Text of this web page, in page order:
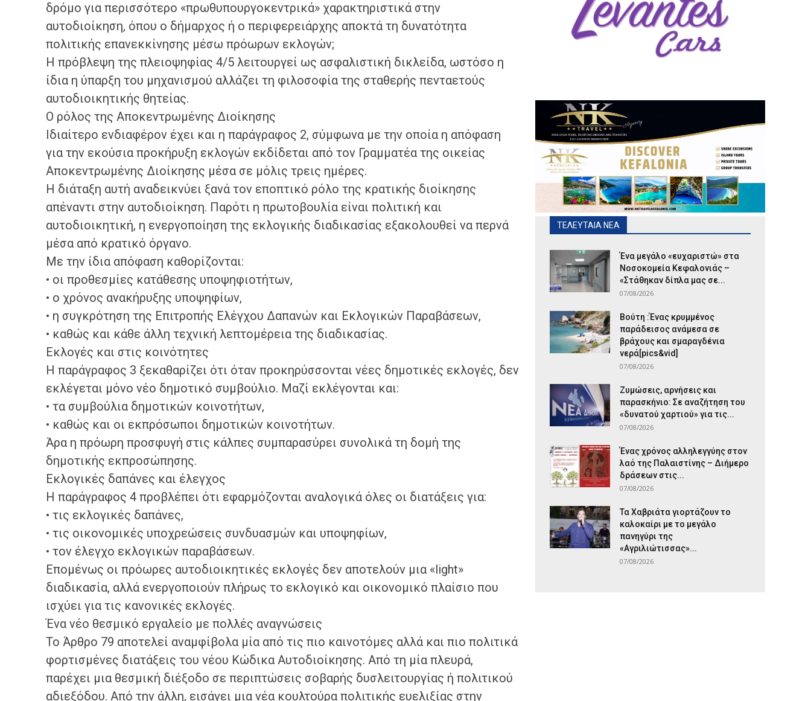
δρόμο για περισσότερο «πρωθυπουργοκεντρικά» χαρακτηριστικά στην
αυτοδιοίκηση, όπου ο δήμαρχος ή ο περιφερειάρχης αποκτά τη δυνατότητα
πολιτικής επανεκκίνησης μέσω πρόωρων εκλογών;
Η πρόβλεψη της πλειοψηφίας 4/5 λειτουργεί ως ασφαλιστική δικλείδα, ωστόσο η
ίδια η ύπαρξη του μηχανισμού αλλάζει τη φιλοσοφία της σταθερής πενταετούς
αυτοδιοικητικής θητείας.
Ο ρόλος της Αποκεντρωμένης Διοίκησης
Ιδιαίτερο ενδιαφέρον έχει και η παράγραφος 2, σύμφωνα με την οποία η απόφαση
για την εκούσια προκήρυξη εκλογών εκδίδεται από τον Γραμματέα της οικείας
Αποκεντρωμένης Διοίκησης μέσα σε μόλις τρεις ημέρες.
Η διάταξη αυτή αναδεικνύει ξανά τον εποπτικό ρόλο της κρατικής διοίκησης
απέναντι στην αυτοδιοίκηση. Παρότι η πρωτοβουλία είναι πολιτική και
αυτοδιοικητική, η ενεργοποίηση της εκλογικής διαδικασίας εξακολουθεί να περνά
μέσα από κρατικό όργανο.
Με την ίδια απόφαση καθορίζονται:
• οι προθεσμίες κατάθεσης υποψηφιοτήτων,
• ο χρόνος ανακήρυξης υποψηφίων,
• η συγκρότηση της Επιτροπής Ελέγχου Δαπανών και Εκλογικών Παραβάσεων,
• καθώς και κάθε άλλη τεχνική λεπτομέρεια της διαδικασίας.
Εκλογές και στις κοινότητες
Η παράγραφος 3 ξεκαθαρίζει ότι όταν προκηρύσσονται νέες δημοτικές εκλογές, δεν
εκλέγεται μόνο νέο δημοτικό συμβούλιο. Μαζί εκλέγονται και:
• τα συμβούλια δημοτικών κοινοτήτων,
• καθώς και οι εκπρόσωποι δημοτικών κοινοτήτων.
Άρα η πρόωρη προσφυγή στις κάλπες συμπαρασύρει συνολικά τη δομή της
δημοτικής εκπροσώπησης.
Εκλογικές δαπάνες και έλεγχος
Η παράγραφος 4 προβλέπει ότι εφαρμόζονται αναλογικά όλες οι διατάξεις για:
• τις εκλογικές δαπάνες,
• τις οικονομικές υποχρεώσεις συνδυασμών και υποψηφίων,
• τον έλεγχο εκλογικών παραβάσεων.
Επομένως οι πρόωρες αυτοδιοικητικές εκλογές δεν αποτελούν μια «light»
διαδικασία, αλλά ενεργοποιούν πλήρως το εκλογικό και οικονομικό πλαίσιο που
ισχύει για τις κανονικές εκλογές.
Ένα νέο θεσμικό εργαλείο με πολλές αναγνώσεις
Το Άρθρο 79 αποτελεί αναμφίβολα μία από τις πιο καινοτόμες αλλά και πιο πολιτικά
φορτισμένες διατάξεις του νέου Κώδικα Αυτοδιοίκησης. Από τη μία πλευρά,
παρέχει μια θεσμική διέξοδο σε περιπτώσεις σοβαρής δυσλειτουργίας ή πολιτικού
αδιεξόδου. Από την άλλη, εισάγει μια νέα κουλτούρα πολιτικής ευελιξίας στην
ΤΕΛΕΥΤΑΙΑ ΝΕΑ
Ένα μεγάλο «ευχαριστώ» στα
Νοσοκομεία Κεφαλονιάς –
«Στάθηκαν δίπλα μας σε...
07/08/2026
Βούτη :Ένας κρυμμένος
παράδεισος ανάμεσα σε
βράχους και σμαραγδένια
νερά[pics&vid]
07/08/2026
Ζυμώσεις, αρνήσεις και
παρασκήνιο: Σε αναζήτηση του
«δυνατού χαρτιού» για τις...
07/08/2026
Ένας χρόνος αλληλεγγύης στον
λαό της Παλαιστίνης – Διήμερο
δράσεων στις...
07/08/2026
Τα Χαβριάτα γιορτάζουν το
καλοκαίρι με το μεγάλο
πανηγύρι της
«Αγριλιώτισσας»...
07/08/2026